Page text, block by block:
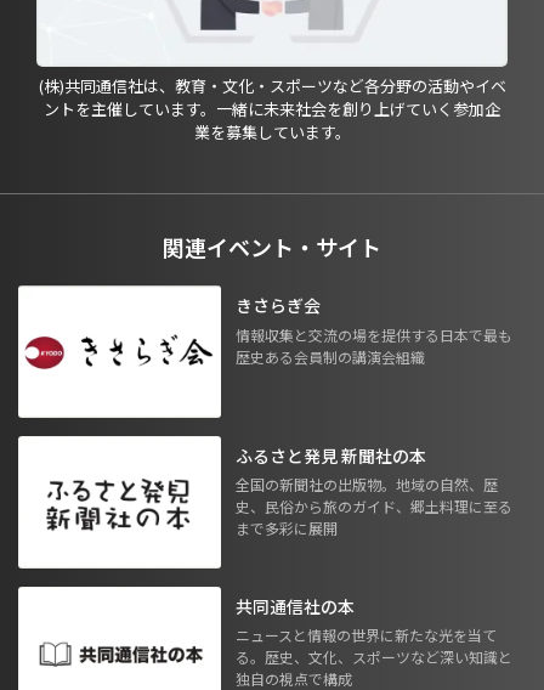
(株)共同通信社は、教育・文化・スポーツなど各分野の活動やイベ
ントを主催しています。一緒に未来社会を創り上げていく参加企
業を募集しています。
関連イベント・サイト
きさらぎ会
情報収集と交流の場を提供する日本で最も
歴史ある会員制の講演会組織
ふるさと発見 新聞社の本
全国の新聞社の出版物。地域の自然、歴
史、民俗から旅のガイド、郷土料理に至る
まで多彩に展開
共同通信社の本
ニュースと情報の世界に新たな光を当て
る。歴史、文化、スポーツなど深い知識と
独自の視点で構成